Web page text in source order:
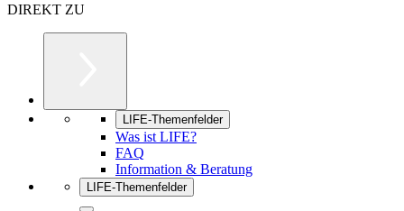
DIREKT ZU
LIFE-Themenfelder
Was ist LIFE?
FAQ
Information & Beratung
LIFE-Themenfelder